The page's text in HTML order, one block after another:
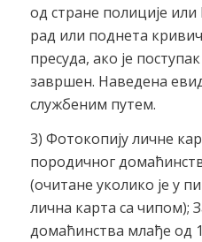
од стране полиције
рад или поднета
пресуда, ако је
завршен. Наведена
службеним путем.
3) Фотокопију личне
породичног
(очитане уколико је у
лична карта са чипом);
домаћинства млађе од